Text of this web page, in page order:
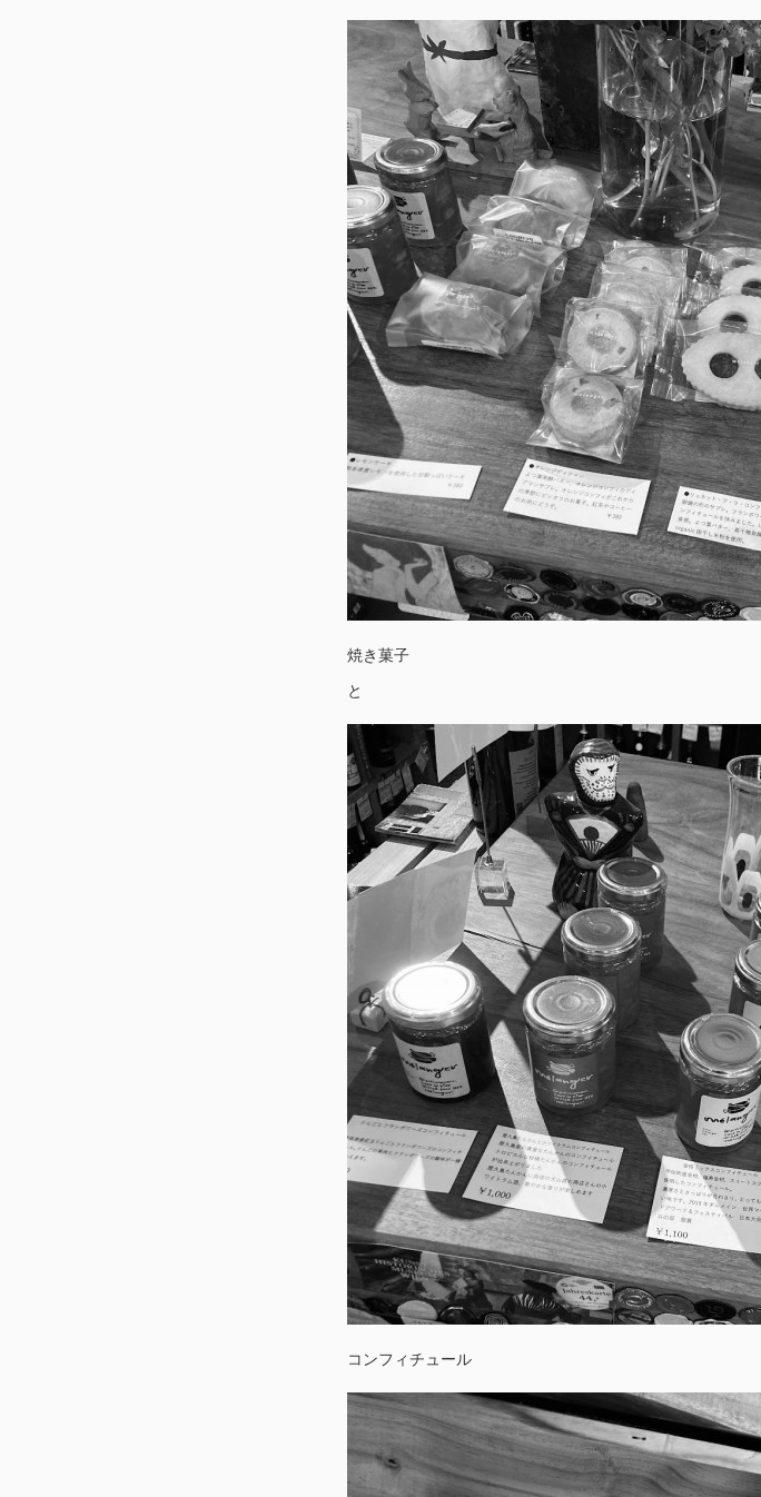
焼き菓子
と
コンフィチュール